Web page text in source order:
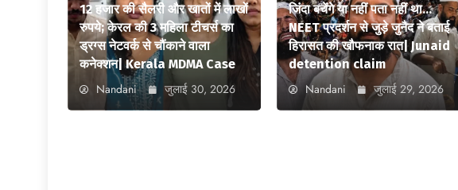
12 हजार की सैलरी और खातों में लाखों
रुपये; केरल की 3 महिला टीचर्स का
ड्रग्स नेटवर्क से चौंकाने वाला
कनेक्शन| Kerala MDMA Case
Nandani जुलाई 30, 2026
जिंदा बचेंगे या नहीं पता नहीं था…
NEET प्रदर्शन से जुड़े जुनैद ने बताई
हिरासत की खौफनाक रात| Junaid
detention claim
Nandani जुलाई 29, 2026